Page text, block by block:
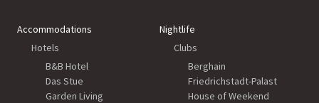
Accommodations
Hotels
B&B Hotel
Das Stue
Garden Living
Nightlife
Clubs
Berghain
Friedrichstadt-Palast
House of Weekend